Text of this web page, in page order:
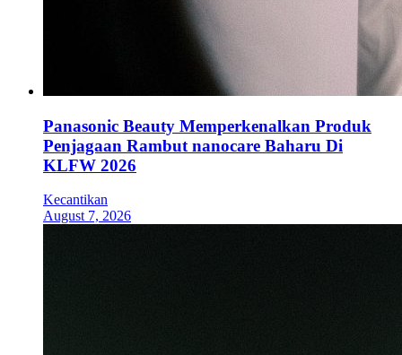
Panasonic Beauty Memperkenalkan Produk
Penjagaan Rambut nanocare Baharu Di
KLFW 2026
Kecantikan
August 7, 2026